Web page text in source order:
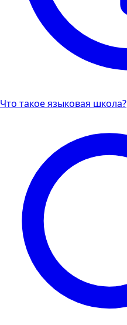
Что такое языковая школа?